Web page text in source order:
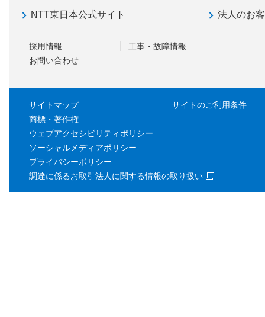
NTT東日本公式サイト 法人のお
採用情報
工事・故障情報
お問い合わせ
サイトマップ
サイトのご利用条件
商標・著作権
ウェブアクセシビリティポリシー
ソーシャルメディアポリシー
プライバシーポリシー
調達に係るお取引法人に関する情報の取り扱い